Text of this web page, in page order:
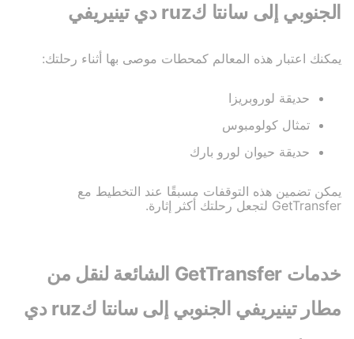
الجنوبي إلى سانتا كruz دي تينيريفي
يمكنك اعتبار هذه المعالم كمحطات موصى بها أثناء رحلتك:
حديقة لوروبريزا
تمثال كولومبوس
حديقة حيوان لورو بارك
يمكن تضمين هذه التوقفات مسبقًا عند التخطيط مع
GetTransfer لتجعل رحلتك أكثر إثارة.
خدمات GetTransfer الشائعة لنقل من
مطار تينيريفي الجنوبي إلى سانتا كruz دي